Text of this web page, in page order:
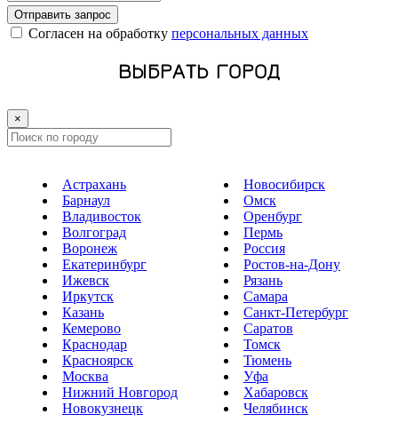
Отправить запрос
Cогласен на обработку персональных данных
ВЫБРАТЬ ГОРОД
×
Астрахань
Барнаул
Владивосток
Волгоград
Воронеж
Екатеринбург
Ижевск
Иркутск
Казань
Кемерово
Краснодар
Красноярск
Москва
Нижний Новгород
Новокузнецк
Новосибирск
Омск
Оренбург
Пермь
Россия
Ростов-на-Дону
Рязань
Самара
Санкт-Петербург
Саратов
Томск
Тюмень
Уфа
Хабаровск
Челябинск